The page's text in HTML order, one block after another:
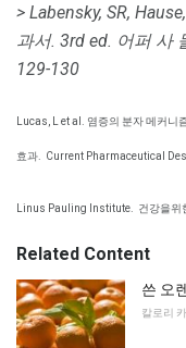
> Labensky, SR,
과서. 3rd ed. 어퍼 사
129-130
Lucas, L et al. 염증의 분자 메커니
효과. Current Pharmaceutical
Linus Pauling Institute. 건강을위
Related Content
쓴 오
칼로리